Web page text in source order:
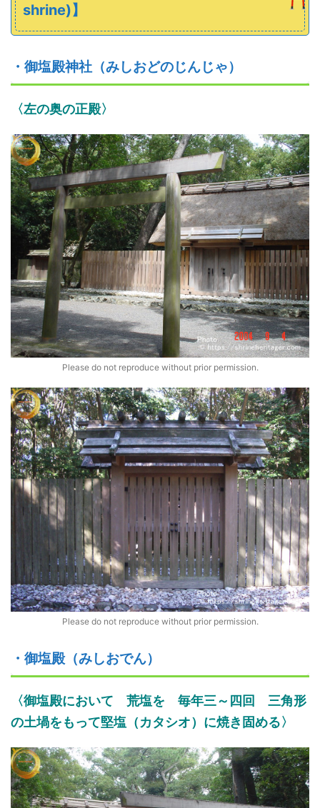
shrine)】
・ 御塩殿神社（みしおどのじんじゃ）
〈左の奥の正殿〉
Please do not reproduce without prior permission.
Please do not reproduce without prior permission.
・御塩殿（みしおでん）
〈御塩殿において 荒塩を 毎年三～四回
三角形
の土堝をもって堅塩 （カタシオ） に焼き固める〉